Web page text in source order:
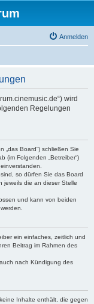
Anmelden
wird
Regelungen
„das Board“) schließen Sie
(im Folgenden „Betreiber“)
so dürfen Sie das Board
jeweils die an dieser Stelle
und kann von beiden
ein einfaches, zeitlich und
Beitrag im Rahmen des
nach Kündigung des
Inhalte enthält, die gegen